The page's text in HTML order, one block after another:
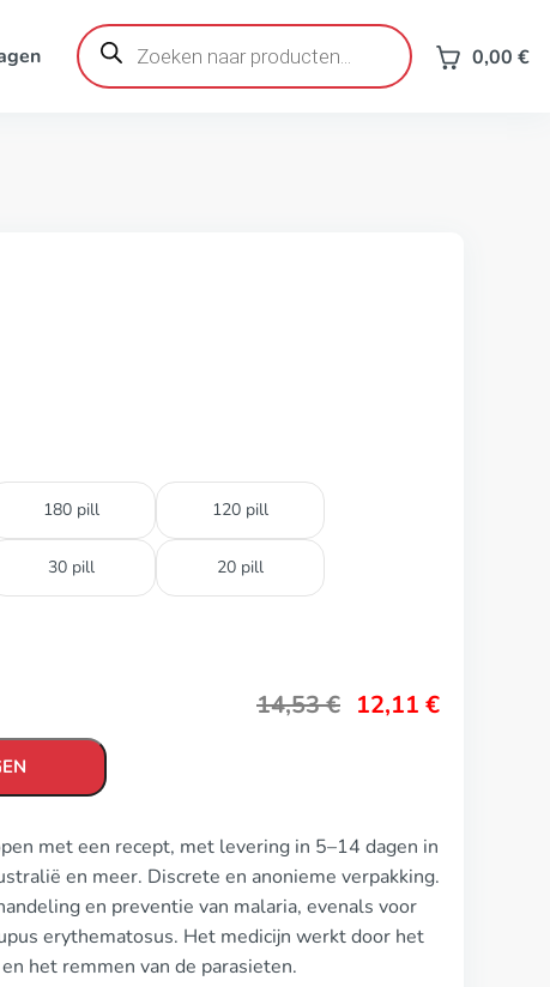
Producten
zoeken 0,00 €
180 pill 120 pill
30 pill 20 pill
14,53€ 12,11 €
met een recept, met levering in 5–14 dagen in
en meer. Discrete en anonieme verpakking.
en preventie van malaria, evenals voor
erythematosus. Het medicijn werkt door het
het remmen van de parasieten.